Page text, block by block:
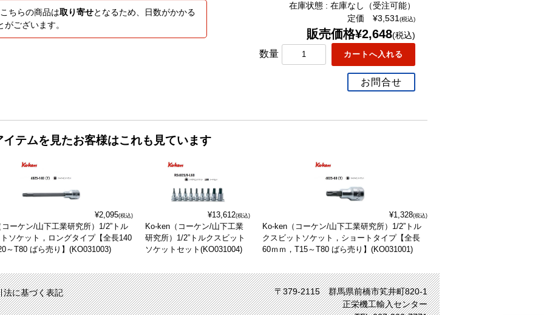
こちらの商品は取り寄せとなるため、日数がかかる
がございます。
在庫状態 : 在庫なし（受注可能）
定価 ¥3,531 (税込)
販売価格¥2,648(税込)
数量
お問合せ
イテムを見たお客様はこれも見ています
¥2,095(税込)
コーケン/山下工業研究所）1/2”トル
ソケット，ロングタイプ【全長140
～T80 ばら売り】(KO031003)
¥13,612(税込)
Ko-ken（コーケン/山下工業
研究所）1/2”トルクスビット
ソケットセット(KO031004)
¥1,328(税込)
Ko-ken（コーケン/山下工業研究所）1/2”トル
クスビットソケット，ショートタイプ【全長
60ｍｍ，T15～T80 ばら売り】(KO031001)
法に基づく表記
〒379-2115 群馬県前橋市笂井町820-1
正栄機工輸入センター